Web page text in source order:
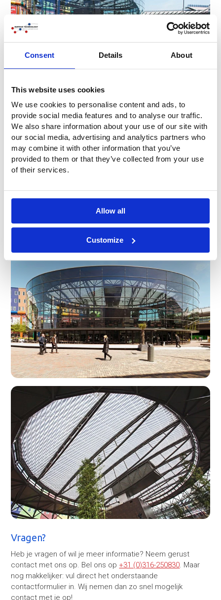
Consent Details About
This website uses cookies
We use cookies to personalise content and ads, to
provide social media features and to analyse our traffic.
We also share information about your use of our site with
our social media, advertising and analytics partners who
may combine it with other information that you’ve
provided to them or that they’ve collected from your use
of their services.
Allow all
Customize
Vragen?
Heb je vragen of wil je meer informatie? Neem gerust
contact met ons op. Bel ons op +31 (0)316-250830. Maar
nog makkelijker: vul direct het onderstaande
contactformulier in. Wij nemen dan zo snel mogelijk
contact met je op!